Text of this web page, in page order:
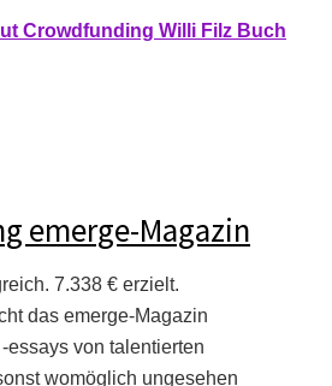
Crowdfunding Willi Filz Buch
emerge-Magazin
7.338 € erzielt.
das emerge-Magazin
essays von talentierten
womöglich ungesehen